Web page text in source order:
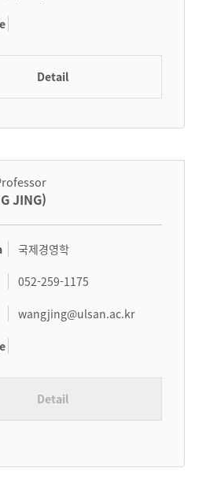
Detail
JING)
국제경영학
052-259-1175
wangjing@ulsan.ac.kr
Detail